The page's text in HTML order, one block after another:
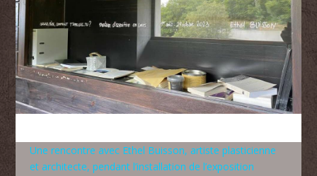
Une rencontre avec Ethel Buisson, artiste plasticienne
et architecte, pendant l’installation de l’exposition